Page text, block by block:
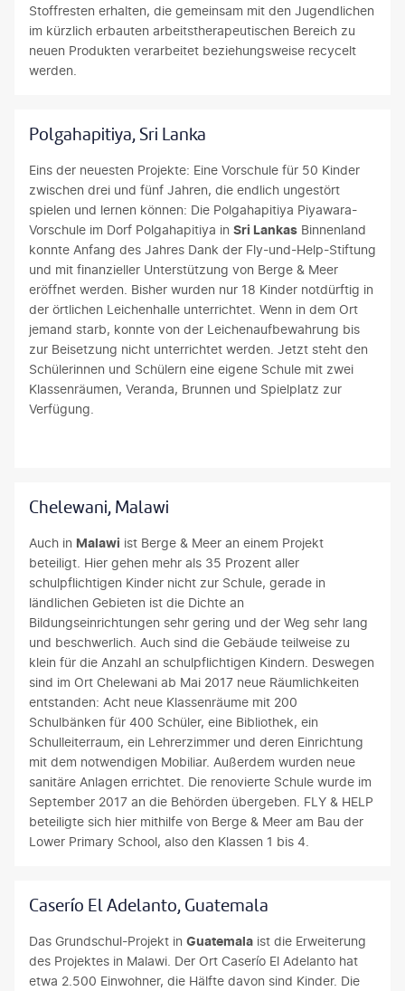
Stoffresten erhalten, die gemeinsam mit den Jugendlichen
im kürzlich erbauten arbeitstherapeutischen Bereich zu
neuen Produkten verarbeitet beziehungsweise recycelt
werden.
Polgahapitiya, Sri Lanka
Eins der neuesten Projekte: Eine Vorschule für 50 Kinder
zwischen drei und fünf Jahren, die endlich ungestört
spielen und lernen können: Die Polgahapitiya Piyawara-
Vorschule im Dorf Polgahapitiya in Sri Lankas Binnenland
konnte Anfang des Jahres Dank der Fly-und-Help-Stiftung
und mit finanzieller Unterstützung von Berge & Meer
eröffnet werden. Bisher wurden nur 18 Kinder notdürftig in
der örtlichen Leichenhalle unterrichtet. Wenn in dem Ort
jemand starb, konnte von der Leichenaufbewahrung bis
zur Beisetzung nicht unterrichtet werden. Jetzt steht den
Schülerinnen und Schülern eine eigene Schule mit zwei
Klassenräumen, Veranda, Brunnen und Spielplatz zur
Verfügung.
Chelewani, Malawi
Auch in Malawi ist Berge & Meer an einem Projekt
beteiligt. Hier gehen mehr als 35 Prozent aller
schulpflichtigen Kinder nicht zur Schule, gerade in
ländlichen Gebieten ist die Dichte an
Bildungseinrichtungen sehr gering und der Weg sehr lang
und beschwerlich. Auch sind die Gebäude teilweise zu
klein für die Anzahl an schulpflichtigen Kindern. Deswegen
sind im Ort Chelewani ab Mai 2017 neue Räumlichkeiten
entstanden: Acht neue Klassenräume mit 200
Schulbänken für 400 Schüler, eine Bibliothek, ein
Schulleiterraum, ein Lehrerzimmer und deren Einrichtung
mit dem notwendigen Mobiliar. Außerdem wurden neue
sanitäre Anlagen errichtet. Die renovierte Schule wurde im
September 2017 an die Behörden übergeben. FLY & HELP
beteiligte sich hier mithilfe von Berge & Meer am Bau der
Lower Primary School, also den Klassen 1 bis 4.
Caserío El Adelanto, Guatemala
Das Grundschul-Projekt in Guatemala ist die Erweiterung
des Projektes in Malawi. Der Ort Caserío El Adelanto hat
etwa 2.500 Einwohner, die Hälfte davon sind Kinder. Die